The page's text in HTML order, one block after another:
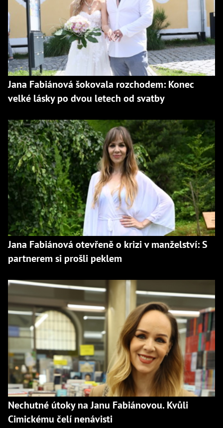
Jana Fabiánová šokovala rozchodem: Konec
velké lásky po dvou letech od svatby
Jana Fabiánová otevřeně o krizi v manželství: S
partnerem si prošli peklem
Nechutné útoky na Janu Fabiánovou. Kvůli
Cimickému čelí nenávisti